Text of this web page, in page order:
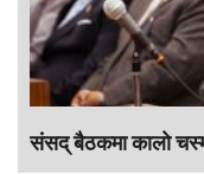
संसद् बैठकमा कालाे